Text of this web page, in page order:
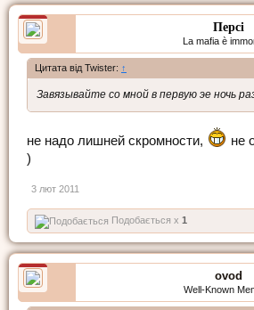
Персі
La mafia è
Цитата від Twister: ↑
Завязывайте со мной в первую эе ночь
не надо лишней скромности,
не
)
3 лют 2011
Подобається x 1
ovod
Well-Known